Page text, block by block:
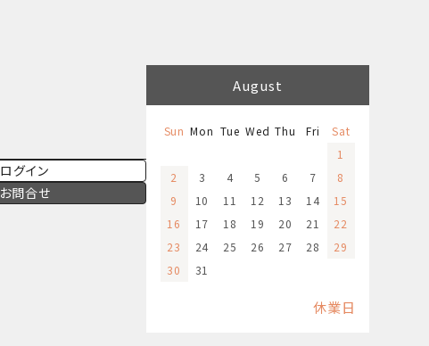
ログイン
お問合せ
August
Sun Mon Tue Wed Thu Fri
Sat
1
2
3 4 5 6 7
8
9
10 11 12 13 14
15
16
17 18 19 20 21
22
23
24 25 26 27 28
29
30
31
休業日